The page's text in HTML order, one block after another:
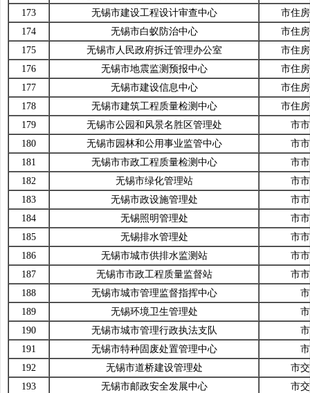
173
无锡市建设工程设计审查中心
市住
174
无锡市白蚁防治中心
市住
175
无锡市人民政府拆迁管理办公室
市住
176
无锡市地震监测预报中心
市住
177
无锡市建设信息中心
市住
178
无锡市建筑工程质量检测中心
市住
179
无锡市公园和风景名胜区管理处
市
180
无锡市园林和公用事业监管中心
市
181
无锡市市政工程质量检测中心
市
182
无锡市绿化管理站
市
183
无锡市政设施管理处
市
184
无锡照明管理处
市
185
无锡排水管理处
市
186
无锡市城市供排水监测站
市
187
无锡市市政工程质量监督站
市
188
无锡市城市管理监督指挥中心
189
无锡环境卫生管理处
190
无锡市城市管理行政执法支队
191
无锡市特种固废处置管理中心
192
无锡市道桥建设管理处
市
193
无锡市邮政安全发展中心
市